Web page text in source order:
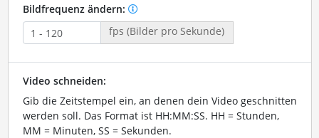
Bildfrequenz ändern:
fps (Bilder pro Sekunde)
Video schneiden:
Gib die Zeitstempel ein, an denen dein Video geschnitten
werden soll. Das Format ist HH:MM:SS. HH = Stunden,
MM = Minuten, SS = Sekunden.